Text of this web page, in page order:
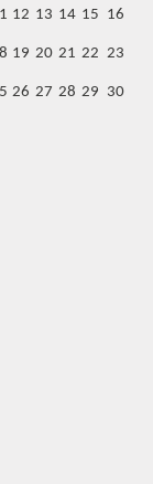
12 13 14 15 16
19 20 21 22 23
26 27 28 29 30